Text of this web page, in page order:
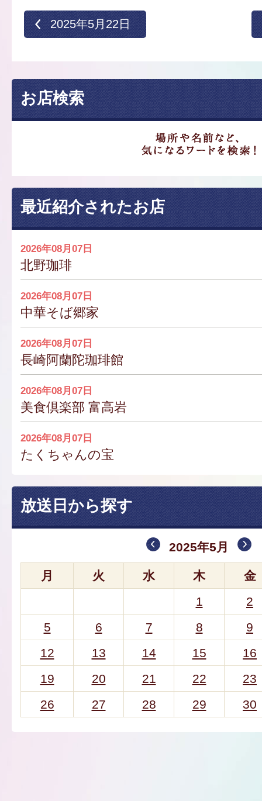
2025年5月22日
お店検索
最近紹介されたお店
2026年08月07日
北野珈琲
2026年08月07日
中華そば郷家
2026年08月07日
長崎阿蘭陀珈琲館
2026年08月07日
美食倶楽部 富高岩
2026年08月07日
たくちゃんの宝
放送日から探す
2025年5月
月 火 水 木
金
1
2
5
6 7 8
9
12
13 14 15
16
19
20 21 22
23
26
27 28 29 30